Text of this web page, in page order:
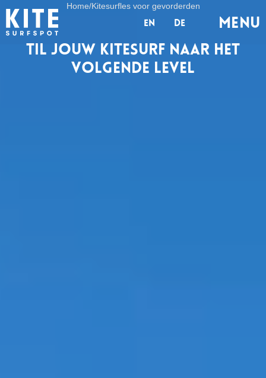
en de MENu
Home/Kitesurfles voor gevorderden
Til jouw kitesurf naar het
volgende level